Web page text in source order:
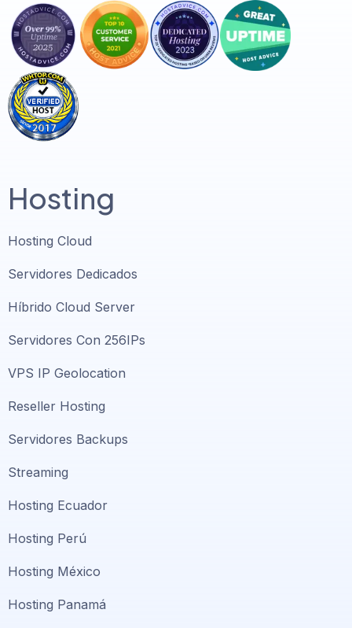
Hosting
Hosting Cloud
Servidores Dedicados
Híbrido Cloud Server
Servidores Con 256IPs
VPS IP Geolocation
Reseller Hosting
Servidores Backups
Streaming
Hosting Ecuador
Hosting Perú
Hosting México
Hosting Panamá